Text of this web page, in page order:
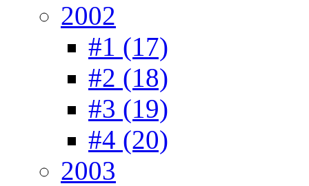
2002
#1 (17)
#2 (18)
#3 (19)
#4 (20)
2003